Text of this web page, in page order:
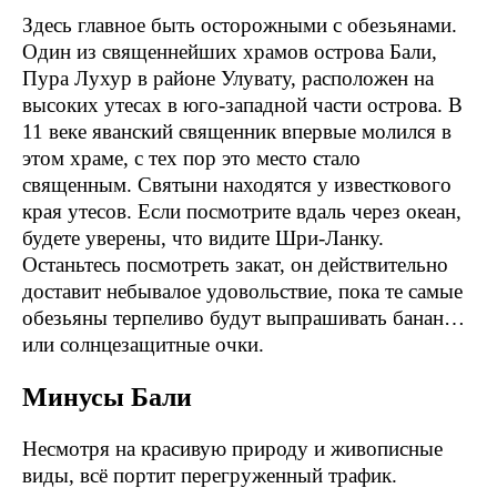
Здесь главное быть осторожными с обезьянами.
Один из священнейших храмов острова Бали,
Пура Лухур в районе Улувату, расположен на
высоких утесах в юго-западной части острова. В
11 веке яванский священник впервые молился в
этом храме, с тех пор это место стало
священным. Святыни находятся у известкового
края утесов. Если посмотрите вдаль через океан,
будете уверены, что видите Шри-Ланку.
Останьтесь посмотреть закат, он действительно
доставит небывалое удовольствие, пока те самые
обезьяны терпеливо будут выпрашивать банан…
или солнцезащитные очки.
Минусы Бали
Несмотря на красивую природу и живописные
виды, всё портит перегруженный трафик.